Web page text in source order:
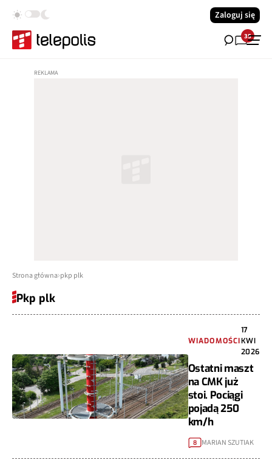
Zaloguj się
35
Strona główna pkp plk
Pkp plk
WIADOMOŚCI
17
KWI
2026
Ostatni maszt
na CMK już
stoi. Pociągi
pojadą 250
km/h
8 MARIAN SZUTIAK